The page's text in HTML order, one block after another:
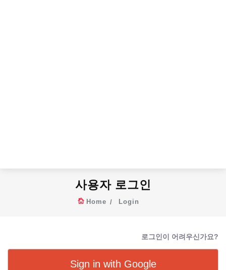
사용자 로그인
Home Login
로그인이 어려우신가요?
Sign in with Google